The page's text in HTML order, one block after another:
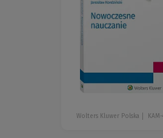
Wolters Kluwer Polska